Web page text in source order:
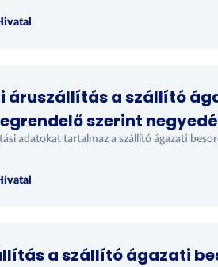
áruszállítás a szállító
szerint
adatokat tartalmaz a szállító ágazati
a szállító ágazati